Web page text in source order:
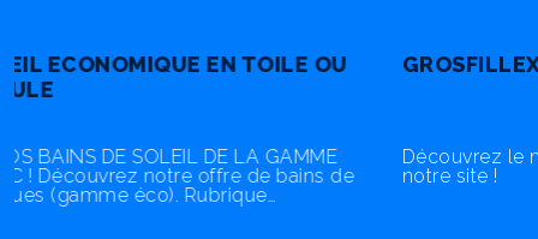
GROSFILLEX
Découvrez le mobilier Grosfillex sur les pages de
notre site !